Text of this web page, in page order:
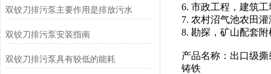
双铰刀排污泵主要作用是排放污水
双铰刀排污泵安装指南
双铰刀排污泵具有较低的能耗
6. 市政工程，建筑工
7. 农村沼气池农田灌
8. 勘探，矿山配套附
产品名称：出口级撕
铸铁